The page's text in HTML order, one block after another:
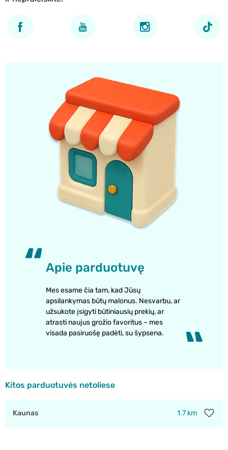
Apie parduotuvę
Mes esame čia tam, kad Jūsų
apsilankymas būtų malonus. Nesvarbu, ar
užsukote įsigyti būtiniausių prekių, ar
atrasti naujus grožio favoritus – mes
visada pasiruošę padėti, su šypsena.
Kitos parduotuvės netoliese
Kaunas 1.7 km